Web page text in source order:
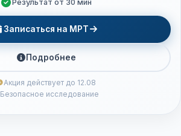
Результат от 30 мин
Записаться на МРТ
Подробнее
Акция действует до 12.08
Безопасное исследование